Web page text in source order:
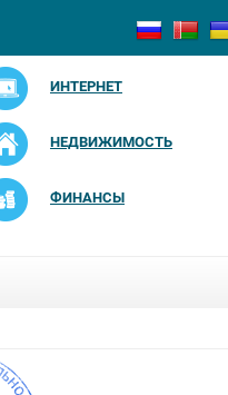
ИНТЕРНЕТ
НЕДВИЖИМОСТЬ
ФИНАНСЫ